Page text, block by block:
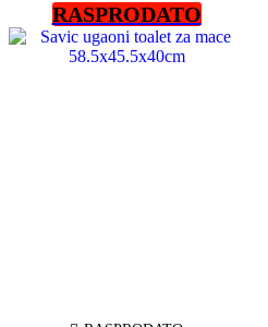
RASPRODATO